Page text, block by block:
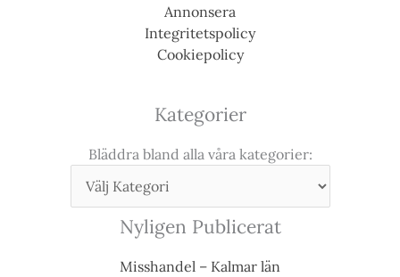
Annonsera
Integritetspolicy
Cookiepolicy
Kategorier
Bläddra bland alla våra kategorier:
Nyligen Publicerat
Misshandel – Kalmar län